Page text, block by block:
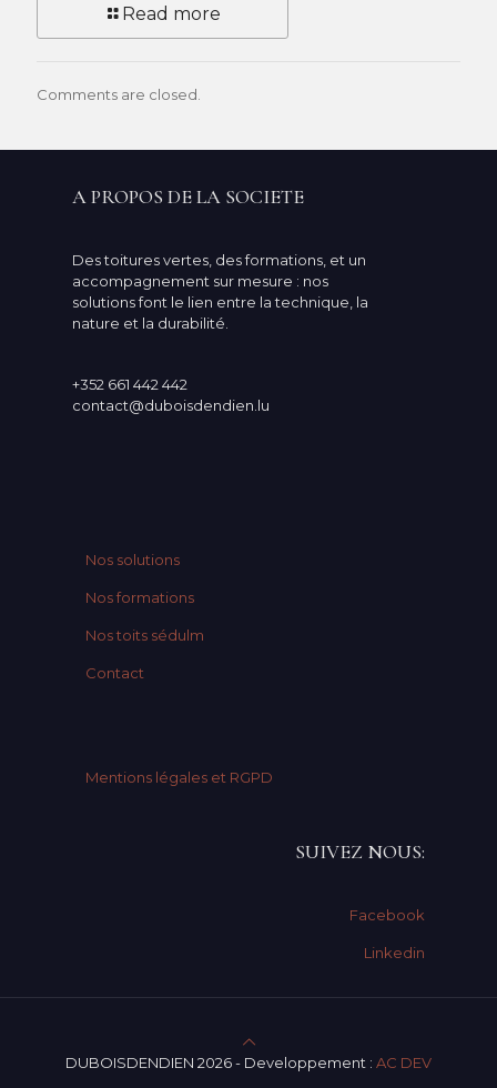
Read more
Comments are closed.
A PROPOS DE LA SOCIETE
Des toitures vertes, des formations, et un
accompagnement sur mesure : nos
solutions font le lien entre la technique, la
nature et la durabilité.
+352 661 442 442
contact@duboisdendien.lu
Nos solutions
Nos formations
Nos toits sédulm
Contact
Mentions légales et RGPD
SUIVEZ NOUS:
Facebook
Linkedin
DUBOISDENDIEN 2026 - Developpement : AC DEV